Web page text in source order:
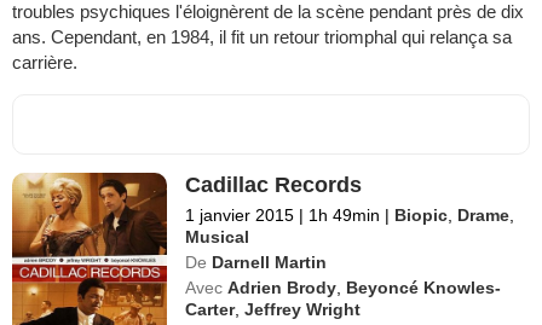
troubles psychiques l'éloignèrent de la scène pendant près de dix
ans. Cependant, en 1984, il fit un retour triomphal qui relança sa
carrière.
Cadillac Records
1 janvier 2015 | 1h 49min | Biopic, Drame,
Musical
De Darnell Martin
Avec Adrien Brody, Beyoncé Knowles-
Carter,Jeffrey Wright